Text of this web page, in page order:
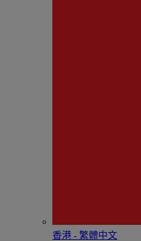
香港 - 繁體中文